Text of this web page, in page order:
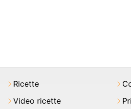
Ricette
Video ricette